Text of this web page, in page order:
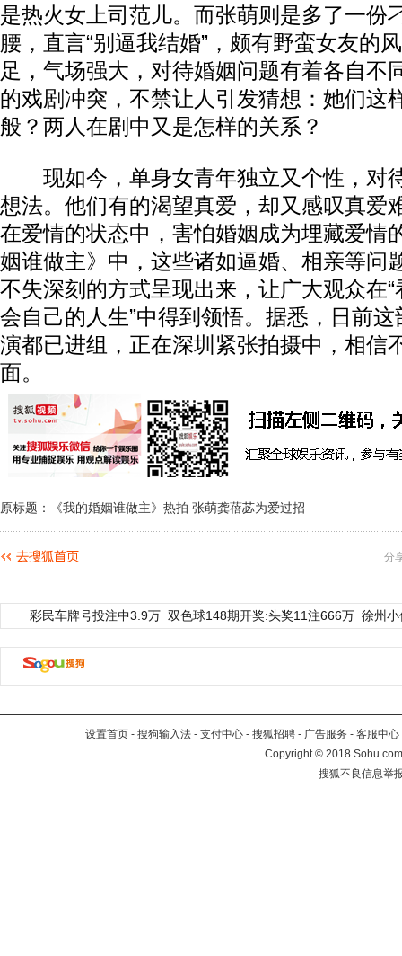
是热火女上司范儿。而张萌则是多了一份
腰，直言“别逼我结婚”，颇有野蛮女友的
足，气场强大，对待婚姻问题有着各自不
的戏剧冲突，不禁让人引发猜想：她们这
般？两人在剧中又是怎样的关系？
现如今，单身女青年独立又个性，对
想法。他们有的渴望真爱，却又感叹真爱
在爱情的状态中，害怕婚姻成为埋藏爱情
姻谁做主》中，这些诸如逼婚、相亲等问
不失深刻的方式呈现出来，让广大观众在
会自己的人生”中得到领悟。据悉，日前
演都已进组，正在深圳紧张拍摄中，相信
面。
原标题：《我的婚姻谁做主》热拍 张萌龚蓓苾为爱过招
分
彩民车牌号投注中3.9万 双色球148期开奖:头奖11注666万 徐州
设置首页 - 搜狗输入法 - 支付中心 - 搜狐招聘 - 广告服务 - 客服中心
Copyright©2018
搜狐不良信息举